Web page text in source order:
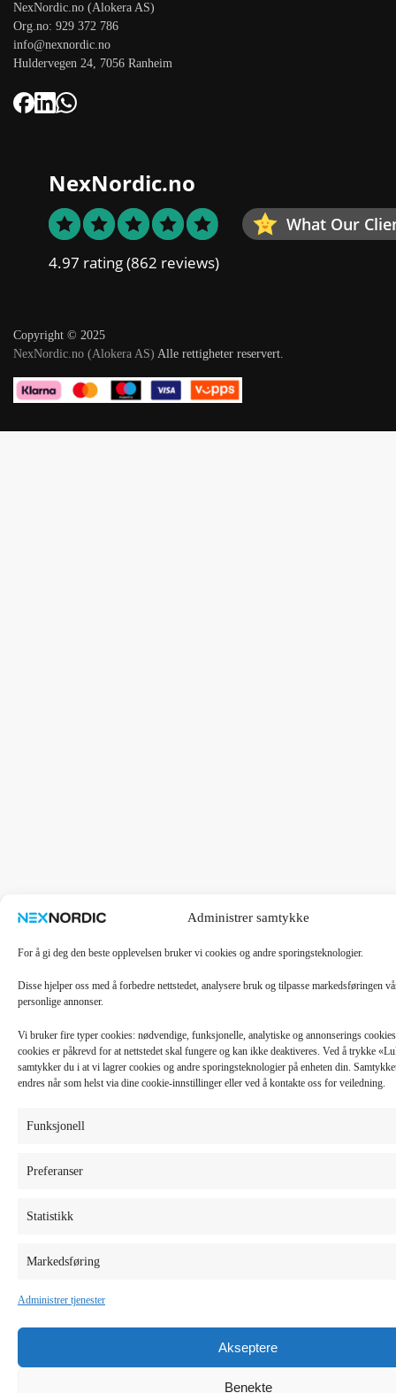
Administrer samtykke
For å gi deg den beste opplevelsen bruker vi cookies og andre sporingsteknologier.
Disse hjelper oss med å forbedre nettstedet, analysere bruk og tilpasse markedsføringen
personlige annonser.
Vi bruker fire typer cookies: nødvendige, funksjonelle, analytiske og annonserings
cookies er påkrevd for at nettstedet skal fungere og kan ikke deaktiveres. Ved å trykke
samtykker du i at vi lagrer cookies og andre sporingsteknologier på enheten din.
endres når som helst via dine cookie-innstillinger eller ved å kontakte oss for veiledning.
Funksjonell
Preferanser
Statistikk
Markedsføring
Administrer tjenester
Akseptere
Benekte
NexNordic.no (Alokera AS)
Org.no: 929 372 786
info@nexnordic.no
Huldervegen 24, 7056 Ranheim
NexNordic.no
What Our
4.97 rating(862 reviews)
Copyright © 2025
NexNordic.no (Alokera AS) Alle rettigheter reservert.